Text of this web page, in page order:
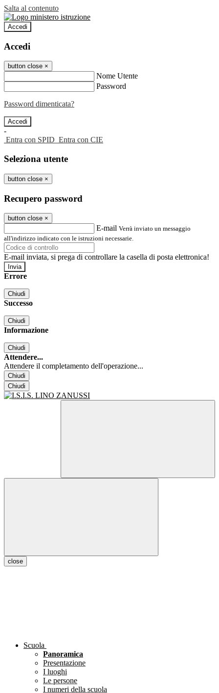
Salta al contenuto
Accedi
Accedi
button close ×
Nome Utente
Password
Password dimenticata?
-
Entra con SPID Entra con CIE
Seleziona utente
button close ×
Recupero password
button close ×
E-mail Verrà inviato un messaggio
all'indirizzo indicato con le istruzioni necessarie.
E-mail inviata, si prega di controllare la casella di posta elettronica!
Errore
Chiudi
Successo
Chiudi
Informazione
Chiudi
Attendere...
Attendere il completamento dell'operazione...
Chiudi
Chiudi
close
Scuola
Panoramica
Presentazione
I luoghi
Le persone
I numeri della scuola